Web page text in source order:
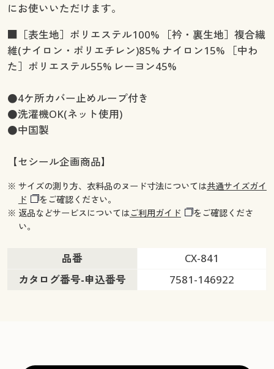
にお使いいただけます。
■［表生地］ポリエステル100% ［衿・裏生地］複合繊
維(ナイロン・ポリエチレン)85% ナイロン15% ［中わ
た］ポリエステル55% レーヨン45%
●4ケ所カバー止めループ付き
●洗濯機OK(ネット使用)
●中国製
【セシール企画商品】
※ サイズの測り方、衣料品のヌード寸法については共通サイズガイ
ド
をご確認ください。
※ 返品などサービスについてはご利用ガイド
をご確認くださ
い。
品番
CX-841
カタログ番号-申込番号
7581-146922